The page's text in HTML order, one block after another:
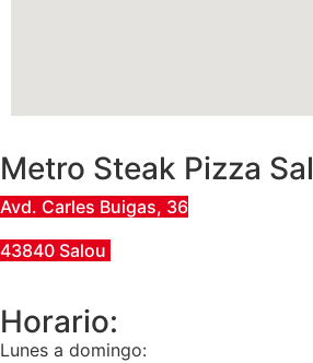
Metro Steak Pizza
Avd. Carles Buigas, 36
43840 Salou
Horario:
Lunes a domingo: